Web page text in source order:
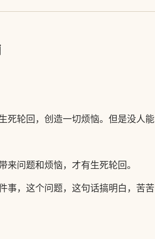
死轮回，创造一切烦恼。但是没人能
问题和烦恼，才有生死轮回。
事，这个问题，这句话搞明白，苦苦